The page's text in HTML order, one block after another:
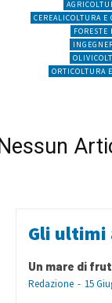
CEREALICOLTURA
FORESTE
ORTICOLTURA
Gli
Un mare di
Redazione - 15